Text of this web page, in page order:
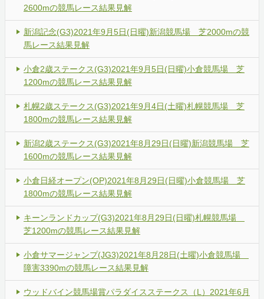
2600mの競馬レース結果見解
新潟記念(G3)2021年9月5日(日曜)新潟競馬場 芝2000mの競
馬レース結果見解
小倉2歳ステークス(G3)2021年9月5日(日曜)小倉競馬場 芝
1200mの競馬レース結果見解
札幌2歳ステークス(G3)2021年9月4日(土曜)札幌競馬場 芝
1800mの競馬レース結果見解
新潟2歳ステークス(G3)2021年8月29日(日曜)新潟競馬場 芝
1600mの競馬レース結果見解
小倉日経オープン(OP)2021年8月29日(日曜)小倉競馬場 芝
1800mの競馬レース結果見解
キーンランドカップ(G3)2021年8月29日(日曜)札幌競馬場
芝1200mの競馬レース結果見解
小倉サマージャンプ(JG3)2021年8月28日(土曜)小倉競馬場
障害3390mの競馬レース結果見解
ウッドバイン競馬場賞パラダイスステークス（L）2021年6月